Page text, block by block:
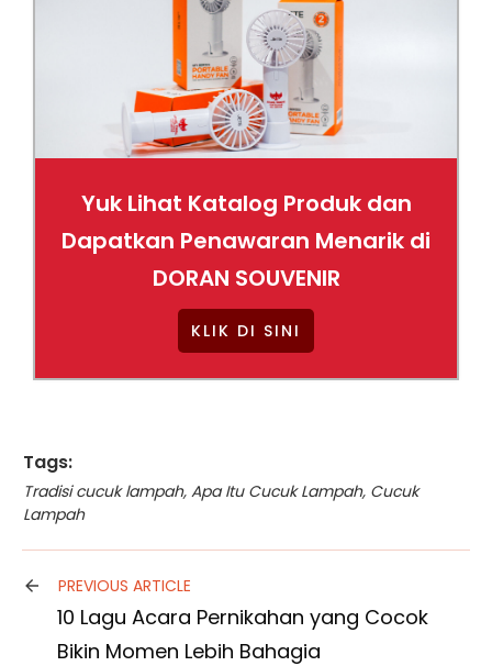
Yuk Lihat Katalog Produk dan
Dapatkan Penawaran Menarik di
DORAN SOUVENIR
KLIK DI SINI
Tags:
Tradisi cucuk lampah, Apa Itu Cucuk Lampah, Cucuk
Lampah
PREVIOUS ARTICLE
10 Lagu Acara Pernikahan yang Cocok
Bikin Momen Lebih Bahagia